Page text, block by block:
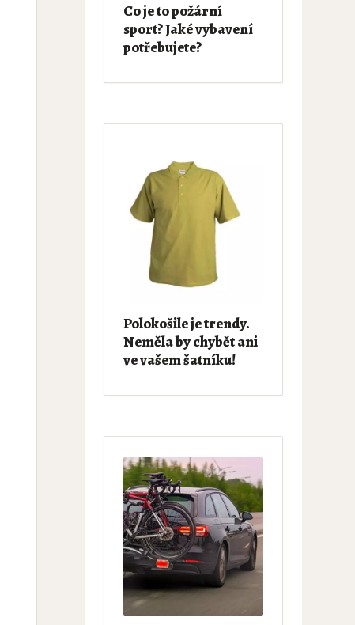
Co je to požární
sport? Jaké vybavení
potřebujete?
Polokošile je trendy.
Neměla by chybět ani
ve vašem šatníku!